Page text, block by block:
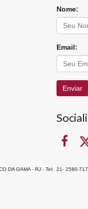
Nome:
Email:
Enviar
DA GAMA - RJ - Tel:. 21- 2580-